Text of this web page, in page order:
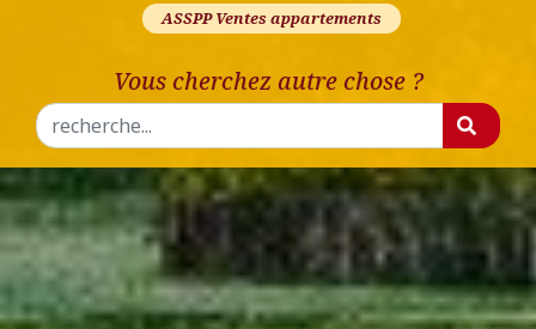
ASSPP Ventes appartements
Vous cherchez autre chose ?
Rechercher